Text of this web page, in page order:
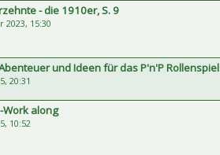
- die 1910er, S. 9
2023, 15:30
und Ideen für das P'n'P Rollenspiel
20:31
along
10:52